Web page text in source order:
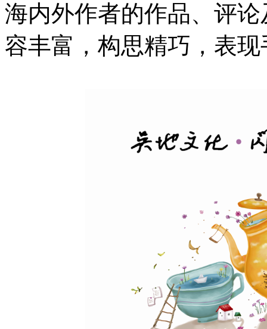
海内外作者的作品、评
容丰富，构思精巧，表